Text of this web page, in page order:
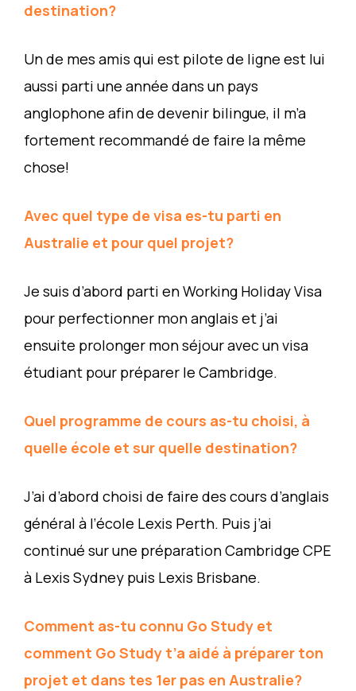
destination?
Un de mes amis qui est pilote de ligne est lui
aussi parti une année dans un pays
anglophone afin de devenir bilingue, il m’a
fortement recommandé de faire la même
chose!
Avec quel type de visa es-tu parti en
Australie et pour quel projet?
Je suis d’abord parti en Working Holiday Visa
pour perfectionner mon anglais et j’ai
ensuite prolonger mon séjour avec un visa
étudiant pour préparer le Cambridge.
Quel programme de cours as-tu choisi, à
quelle école et sur quelle destination?
J’ai d’abord choisi de faire des cours d’anglais
général à l’école Lexis Perth. Puis j’ai
continué sur une préparation Cambridge CPE
à Lexis Sydney puis Lexis Brisbane.
Comment as-tu connu Go Study et
comment Go Study t’a aidé à préparer ton
projet et dans tes 1er pas en Australie?